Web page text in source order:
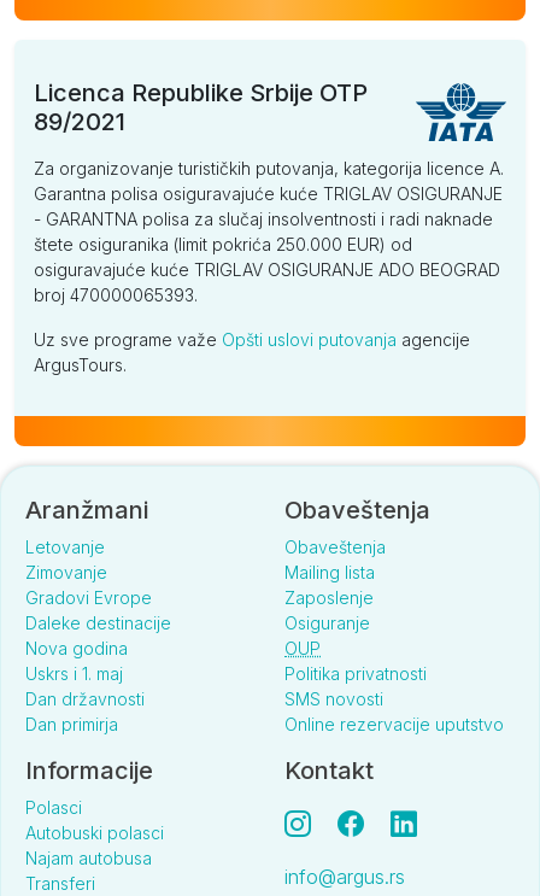
Licenca Republike Srbije OTP
89/2021
Za organizovanje turističkih putovanja, kategorija licence A.
Garantna polisa osiguravajuće kuće TRIGLAV OSIGURANJE
- GARANTNA polisa za slučaj insolventnosti i radi naknade
štete osiguranika (limit pokrića 250.000 EUR) od
osiguravajuće kuće TRIGLAV OSIGURANJE ADO BEOGRAD
broj 470000065393.
Uz sve programe važe Opšti uslovi putovanja agencije
ArgusTours.
Aranžmani
Letovanje
Zimovanje
Gradovi Evrope
Daleke destinacije
Nova godina
Uskrs i 1. maj
Dan državnosti
Dan primirja
Obaveštenja
Obaveštenja
Mailing lista
Zaposlenje
Osiguranje
OUP
Politika privatnosti
SMS novosti
Online rezervacije uputstvo
Informacije
Polasci
Autobuski polasci
Najam autobusa
Transferi
Kontakt
info@argus.rs